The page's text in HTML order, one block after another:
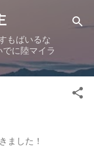
に移動
もばいるな
に陸マイラ
ました！